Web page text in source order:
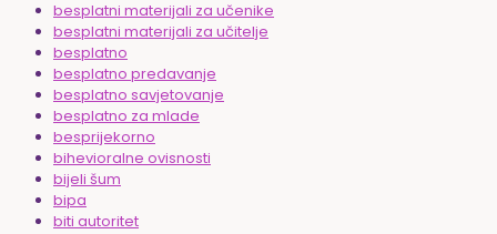
besplatni materijali za učenike
besplatni materijali za učitelje
besplatno
besplatno predavanje
besplatno savjetovanje
besplatno za mlade
besprijekorno
bihevioralne ovisnosti
bijeli šum
bipa
biti autoritet